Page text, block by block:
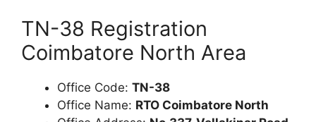
TN-38 Registration
Coimbatore North Area
Office Code: TN-38
Office Name: RTO Coimbatore North